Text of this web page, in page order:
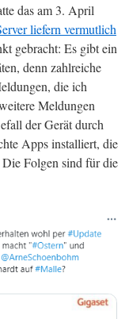
das am 3. April
liefern vermutlich
gebracht: Es gibt ein
denn zahlreiche
die ich
Meldungen
der Gerät durch
Apps installiert, die
Folgen sind für die